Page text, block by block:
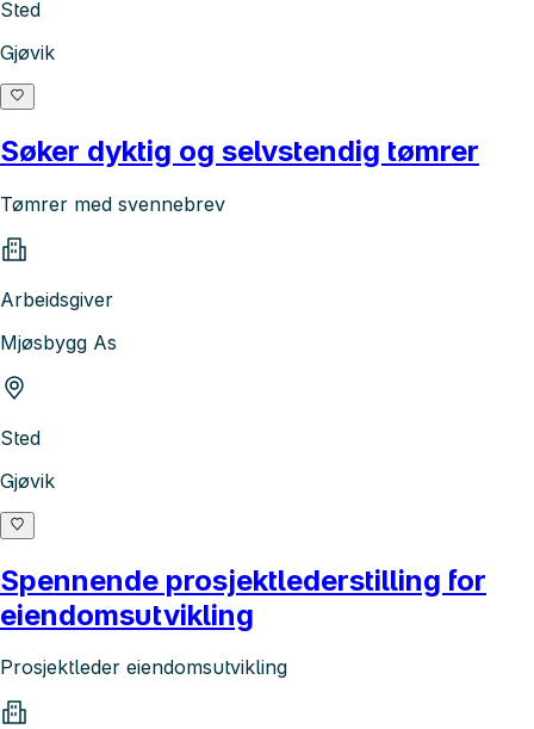
Sted
Gjøvik
Søker dyktig og selvstendig tømrer
Tømrer med svennebrev
Arbeidsgiver
Mjøsbygg As
Sted
Gjøvik
Spennende prosjektlederstilling for
eiendomsutvikling
Prosjektleder eiendomsutvikling